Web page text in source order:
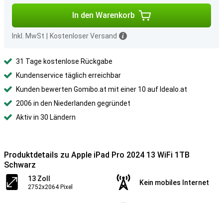
In den Warenkorb
Inkl. MwSt Kostenloser Versand
31 Tage kostenlose Rückgabe
Kundenservice täglich erreichbar
Kunden bewerten Gomibo.at mit einer 10 auf Idealo.at
2006 in den Niederlanden gegründet
Aktiv in 30 Ländern
Produktdetails zu Apple iPad Pro 2024 13 WiFi 1TB
Schwarz
13 Zoll
2752x2064 Pixel
Kein mobiles Internet